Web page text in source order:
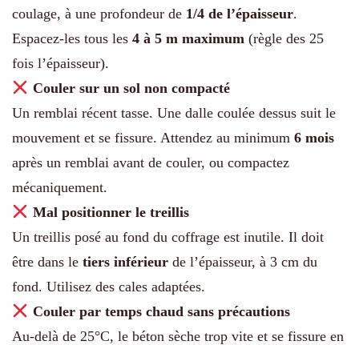
coulage, à une profondeur de 1/4 de l’épaisseur.
Espacez-les tous les 4 à 5 m maximum (règle des 25
fois l’épaisseur).
Couler sur un sol non compacté
Un remblai récent tasse. Une dalle coulée dessus suit le
mouvement et se fissure. Attendez au minimum 6 mois
après un remblai avant de couler, ou compactez
mécaniquement.
Mal positionner le treillis
Un treillis posé au fond du coffrage est inutile. Il doit
être dans le tiers inférieur de l’épaisseur, à 3 cm du
fond. Utilisez des cales adaptées.
Couler par temps chaud sans précautions
Au-delà de 25°C, le béton sèche trop vite et se fissure en